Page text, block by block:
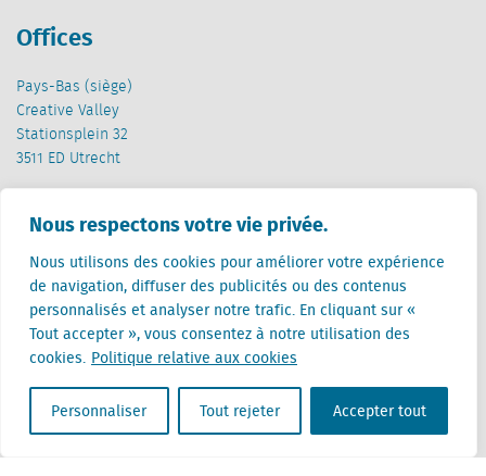
Nous respectons votre vie privée.
Nous utilisons des cookies pour améliorer votre expérience
de navigation, diffuser des publicités ou des contenus
personnalisés et analyser notre trafic. En cliquant sur «
Tout accepter », vous consentez à notre utilisation des
cookies. Politique relative aux cookies
Personnaliser Tout rejeter Accepter tout
Offices
Pays-Bas (siège)
Creative Valley
Stationsplein 32
3511 ED Utrecht
Rue Cantersteen 47
1000 Bruxelles
Locatus B.V. and Locatus Belgie B.V. are wholly-owned subsidiaries of Green Street
Advisors, LLC. While Green Street offers some regulated products and services, global
Research, Data and Analytics products along with Green Street’s global News